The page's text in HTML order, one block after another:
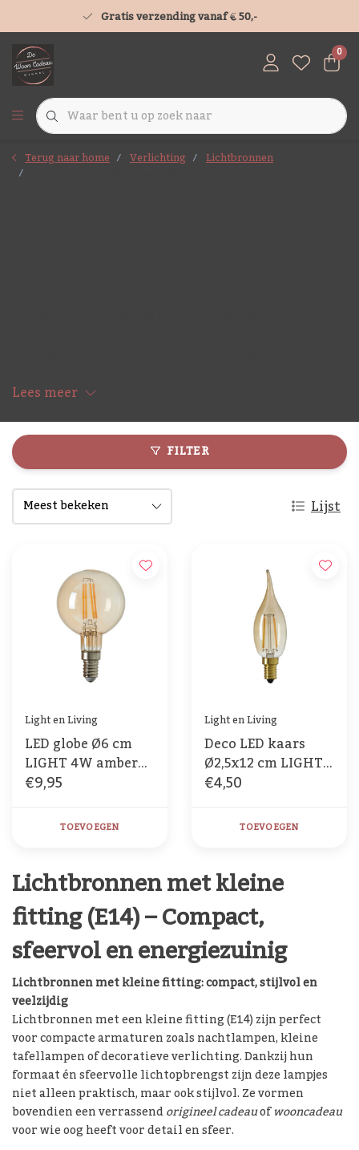
Gratis verzending vanaf € 50,-
0
Terug naar home Verlichting Lichtbronnen
Lees meer
FILTER
Lijst
Light en Living
LED globe Ø6 cm
LIGHT 4W amber
E14 Dimbaar
€9,95
TOEVOEGEN
Light en Living
Deco LED kaars
Ø2,5x12 cm LIGHT
2W amber E14
€4,50
TOEVOEGEN
Lichtbronnen met kleine
fitting (E14) – Compact,
sfeervol en energiezuinig
Lichtbronnen met kleine fitting: compact, stijlvol en
veelzijdig
Lichtbronnen met een kleine fitting (E14) zijn perfect
voor compacte armaturen zoals nachtlampen, kleine
tafellampen of decoratieve verlichting. Dankzij hun
formaat én sfeervolle lichtopbrengst zijn deze lampjes
niet alleen praktisch, maar ook stijlvol. Ze vormen
bovendien een verrassendorigineel cadeauofwooncadeau
voor wie oog heeft voor detail en sfeer.